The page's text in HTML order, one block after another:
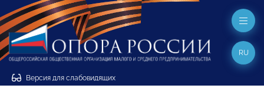
Версия для слабовидящих
RU